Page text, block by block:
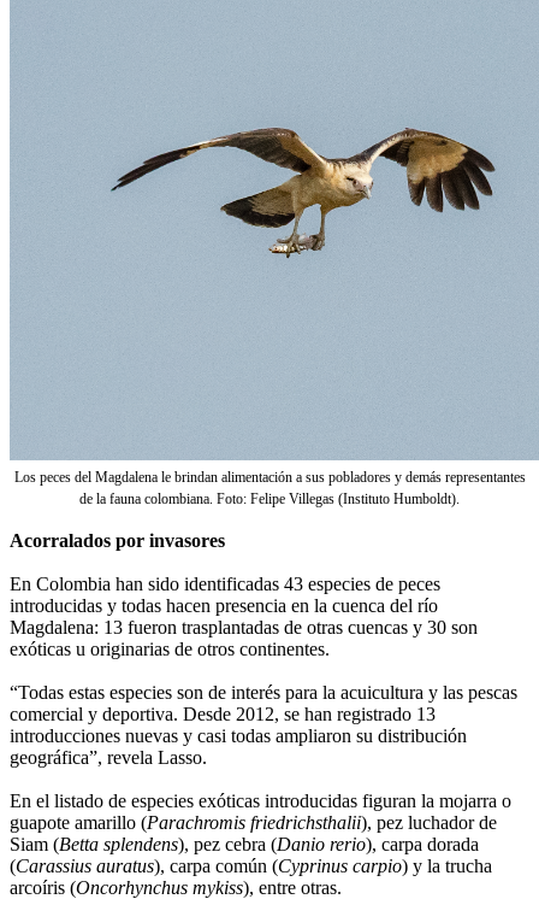
Los peces del Magdalena le brindan alimentación a sus pobladores y demás representantes
de la fauna colombiana. Foto: Felipe Villegas (Instituto Humboldt).
Acorralados por invasores
En Colombia han sido identificadas 43 especies de peces
introducidas y todas hacen presencia en la cuenca del río
Magdalena: 13 fueron trasplantadas de otras cuencas y 30 son
exóticas u originarias de otros continentes.
“Todas estas especies son de interés para la acuicultura y las pescas
comercial y deportiva. Desde 2012, se han registrado 13
introducciones nuevas y casi todas ampliaron su distribución
geográfica”, revela Lasso.
En el listado de especies exóticas introducidas figuran la mojarra o
guapote amarillo (Parachromis friedrichsthalii), pez luchador de
Siam (Betta splendens), pez cebra (Danio rerio), carpa dorada
(Carassius auratus), carpa común (Cyprinus carpio) y la trucha
arcoíris (Oncorhynchus mykiss), entre otras.